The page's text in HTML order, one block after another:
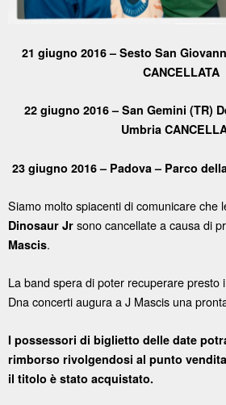
21 giugno 2016 – Sesto San
CANCELLATA
22 giugno 2016 – San Gemini (TR)
Umbria
23 giugno 2016 – Padova – Parco
Siamo molto spiacenti di comunicare che
Dinosaur Jr sono cancellate a causa di
Mascis.
La band spera di poter recuperare presto
Dna concerti augura a J Mascis una
I possessori di biglietto delle date
rimborso rivolgendosi al punto
il titolo è stato acquistato.